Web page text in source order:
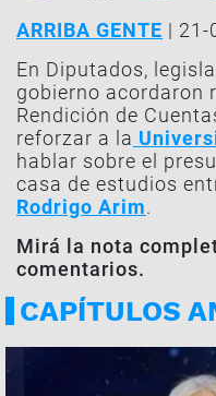
ARRIBA GENTE | 21-
En Diputados,
gobierno acordaron
Rendición de
reforzar a la
hablar sobre el
casa de estudios
Rodrigo Arim.
Mirá la nota
comentarios.
CAPÍTULOS